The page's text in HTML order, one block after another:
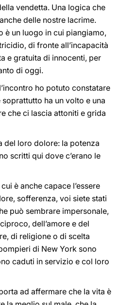
vendetta. Una logica che
delle nostre lacrime.
è un luogo in cui piangiamo,
di fronte all’incapacità
e gratuita di innocenti, per
di oggi.
ho potuto constatare
ha un volto e una
che ci lascia attoniti e grida
del loro dolore: la potenza
scritti qui dove c’erano le
è anche capace l’essere
sofferenza, voi siete stati
può sembrare impersonale,
dell’amore e del
di religione o di scelta
di New York sono
caduti in servizio e col loro
ad affermare che la vita è